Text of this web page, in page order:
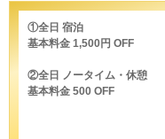
①全日 宿泊
基本料金 1,500円 OFF
②全日 ノータイム・休憩
基本料金 500 OFF